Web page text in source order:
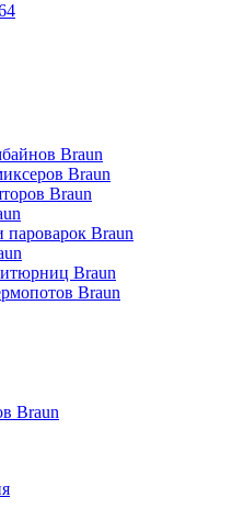
Braun
Braun
Braun
пароварок Braun
Braun
Braun
Braun